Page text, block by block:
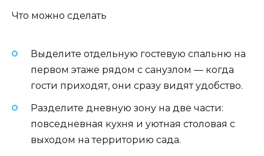
Что можно сделать
Выделите отдельную гостевую спальню на
первом этаже рядом с санузлом — когда
гости приходят, они сразу видят удобство.
Разделите дневную зону на две части:
повседневная кухня и уютная столовая с
выходом на территорию сада.